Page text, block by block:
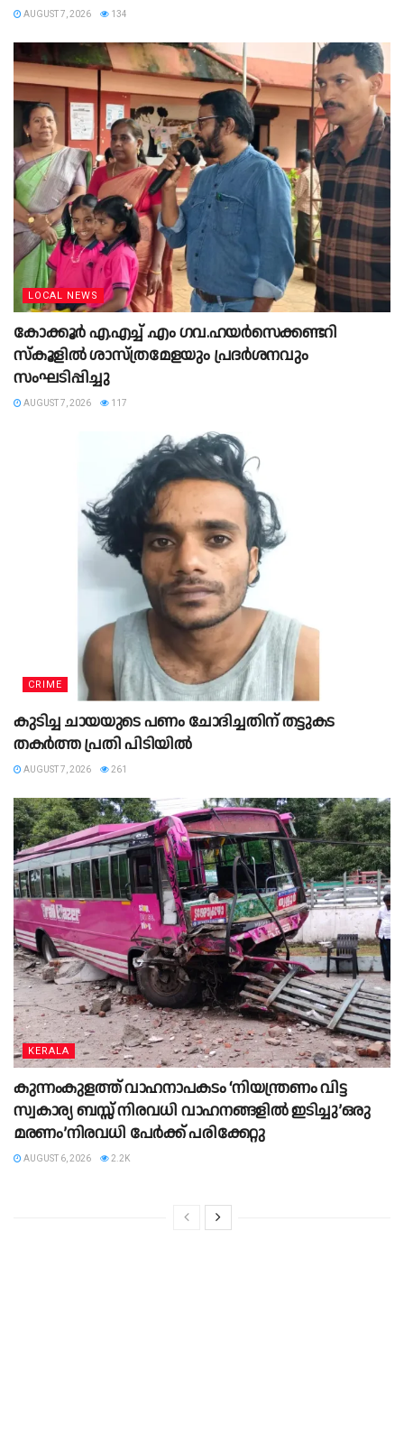
AUGUST 7, 2026 134
LOCAL NEWS
കോക്കൂര്‍ എ.എച്ച് .എം ഗവ.ഹയർസെക്കണ്ടറി
സ്കൂളില്‍ ശാസ്ത്രമേളയും പ്രദർശനവും
സംഘടിപ്പിച്ചു
AUGUST 7, 2026 117
CRIME
കുടിച്ച ചായയുടെ പണം ചോദിച്ചതിന് തട്ടുകട
തകർത്ത പ്രതി പിടിയിൽ
AUGUST 7, 2026 261
KERALA
കുന്നംകുളത്ത് വാഹനാപകടം ‘നിയന്ത്രണം വിട്ട
സ്വകാര്യ ബസ്സ് നിരവധി വാഹനങ്ങളില്‍ ഇടിച്ചു’ഒരു
മരണം’നിരവധി പേര്‍ക്ക് പരിക്കേറ്റു
AUGUST 6, 2026 2.2K